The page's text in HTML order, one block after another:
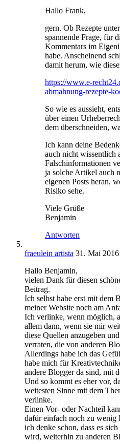
Hallo Frank,
gern. Ob Rezepte
spannende Frage, für
Kommentars im
habe. Anscheinend
damit herum, wie
https://www.e-
abmahnung-rezepte-
So wie es aussieht,
über einen
dem überschneiden,
Ich kann deine
auch nicht wissentlich
Falschinformationen
ja solche Artikel auch
eigenen Posts heran,
Risiko sehe.
Viele Grüße
Benjamin
Antworten
fraeulein artista 31. Mai
Hallo Benjamin,
vielen Dank für diesen
Beitrag.
Ich selbst habe erst mit dem
meiner Website noch am
Ich verlinke, wenn möglich,
allem dann, wenn sie mir
diese Quellen anzugeben
verraten, die von anderen
Allerdings habe ich das
habe mich für
andere Blogger da sind, mit
Und so kommt es eher vor,
weitesten Sinne mit dem
verlinke.
Einen Vor- oder Nachteil
dafür einfach noch zu wenig
ich denke schon, dass es
wird, weiterhin zu anderen